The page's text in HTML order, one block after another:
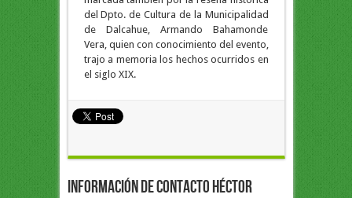
del Dpto. de Cultura de la Municipalidad
de Dalcahue, Armando Bahamonde
Vera, quien con conocimiento del evento,
trajo a memoria los hechos ocurridos en
el siglo XIX.
Información de Contacto Héctor